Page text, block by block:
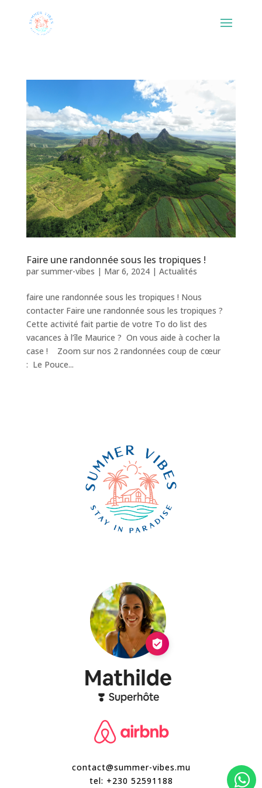
Faire une randonnée sous les tropiques !
par summer-vibes | Mar 6, 2024| Actualités
faire une randonnée sous les tropiques ! Nous
contacter Faire une randonnée sous les tropiques ?
Cette activité fait partie de votre To do list des
vacances à l’île Maurice ? On vous aide à cocher la
case ! Zoom sur nos 2 randonnées coup de cœur
: Le Pouce...
contact@summer-vibes.mu
tel: +230 52591188 